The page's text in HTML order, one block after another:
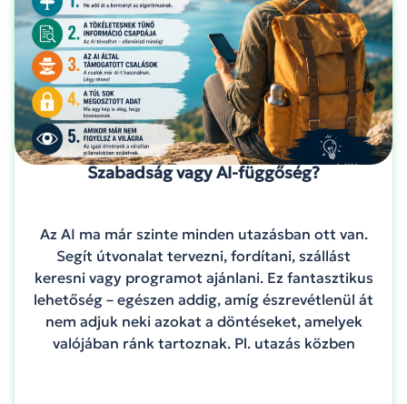
Szabadság vagy AI-függőség?
Az AI ma már szinte minden utazásban ott van.
Segít útvonalat tervezni, fordítani, szállást
keresni vagy programot ajánlani. Ez fantasztikus
lehetőség – egészen addig, amíg észrevétlenül át
nem adjuk neki azokat a döntéseket, amelyek
valójában ránk tartoznak. Pl. utazás közben